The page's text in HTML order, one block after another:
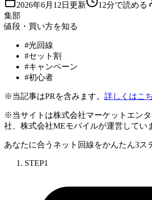
2026年6月12日 更新 12分で読める
集部
値段・買い方を知る
#光回線
#セット割
#キャンペーン
#初心者
※当記事はPRを含みます。 詳しくはこ
※当サイトは株式会社マーケットエン
社、株式会社MEモバイルが運営してい
あなたに合うネット回線をかんたん3ス
STEP1